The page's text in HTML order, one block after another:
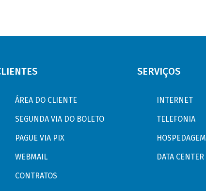
ÁREA DO CLIENTE
SEGUNDA VIA DO BOLETO
PAGUE VIA PIX
WEBMAIL
CONTRATOS
SERVIÇOS
INTERNET
TELEFONIA
HOSPEDAGEM
DATA CENTER